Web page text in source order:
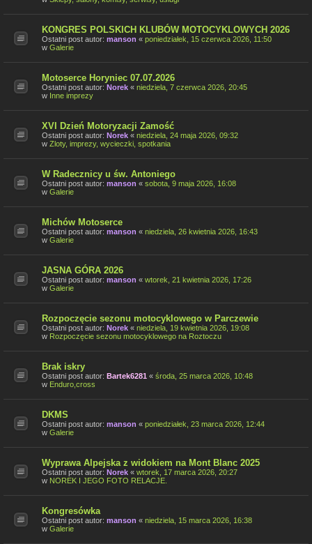
KONGRES POLSKICH KLUBÓW MOTOCYKLOWYCH 2026
Ostatni post autor: manson « poniedziałek, 15 czerwca 2026, 11:50
w Galerie
Motoserce Horyniec 07.07.2026
Ostatni post autor: Norek « niedziela, 7 czerwca 2026, 20:45
w Inne imprezy
XVI Dzień Motoryzacji Zamość
Ostatni post autor: Norek « niedziela, 24 maja 2026, 09:32
w Zloty, imprezy, wycieczki, spotkania
W Radecznicy u św. Antoniego
Ostatni post autor: manson « sobota, 9 maja 2026, 16:08
w Galerie
Michów Motoserce
Ostatni post autor: manson « niedziela, 26 kwietnia 2026, 16:43
w Galerie
JASNA GÓRA 2026
Ostatni post autor: manson « wtorek, 21 kwietnia 2026, 17:26
w Galerie
Rozpoczęcie sezonu motocyklowego w Parczewie
Ostatni post autor: Norek « niedziela, 19 kwietnia 2026, 19:08
w Rozpoczęcie sezonu motocyklowego na Roztoczu
Brak iskry
Ostatni post autor: Bartek6281 « środa, 25 marca 2026, 10:48
w Enduro,cross
DKMS
Ostatni post autor: manson « poniedziałek, 23 marca 2026, 12:44
w Galerie
Wyprawa Alpejska z widokiem na Mont Blanc 2025
Ostatni post autor: Norek « wtorek, 17 marca 2026, 20:27
w NOREK I JEGO FOTO RELACJE.
Kongresówka
Ostatni post autor: manson « niedziela, 15 marca 2026, 16:38
w Galerie